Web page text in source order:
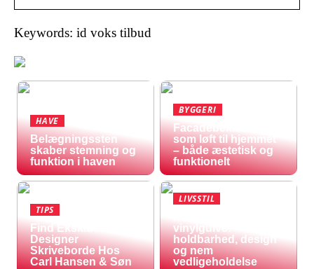
Keywords: id voks tilbud
HAVE
Belægningssten
skaber stemning og
funktion i haven
BYGGERI
Facadebeklædning
som løft til hjemmet
– både æstetisk og
funktionelt
TIPS
Find Eksklusive
Designer
Skriveborde Hos
Carl Hansen & Søn
LIVSSTIL
vinylgulve:
holdbarhed, design
og nem
vedligeholdelse